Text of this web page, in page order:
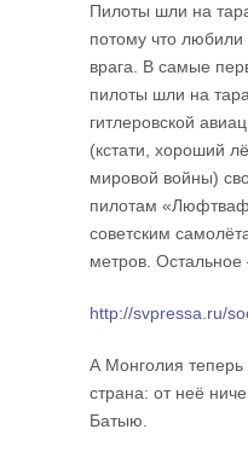
Пилоты шли на
потому что
врага. В самые
пилоты шли на
гитлеровской
(кстати, хороший
мировой войны)
пилотам
советским
метров. Остальное
http://svpressa.ru/
А Монголия
страна: от неё
Батыю.